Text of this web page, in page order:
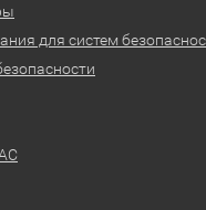
для систем